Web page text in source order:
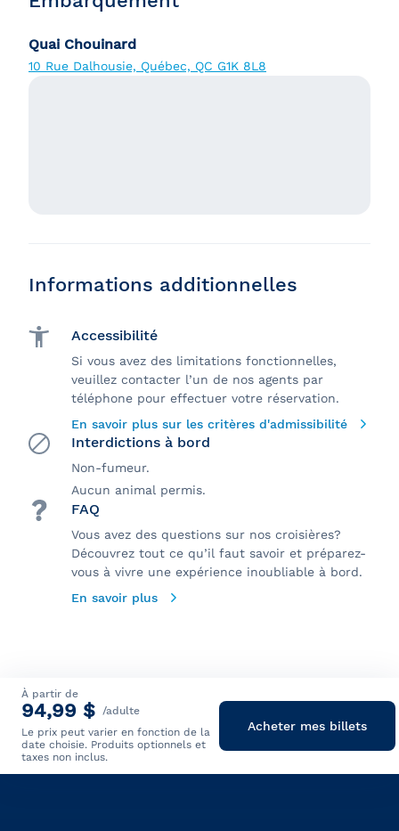
Quai Chouinard
10 Rue Dalhousie, Québec, QC G1K 8L8
Informations additionnelles
Accessibilité
Si vous avez des limitations fonctionnelles,
veuillez contacter l’un de nos agents par
téléphone pour effectuer votre réservation.
En savoir plus sur les critères d'admissibilité
Interdictions à bord
Non-fumeur.
Aucun animal permis.
FAQ
Vous avez des questions sur nos croisières?
Découvrez tout ce qu’il faut savoir et préparez-
vous à vivre une expérience inoubliable à bord.
En savoir plus
À partir de
94,99 $
/adulte
Le prix peut varier en fonction de la
date choisie. Produits optionnels et
taxes non inclus.
Acheter mes billets